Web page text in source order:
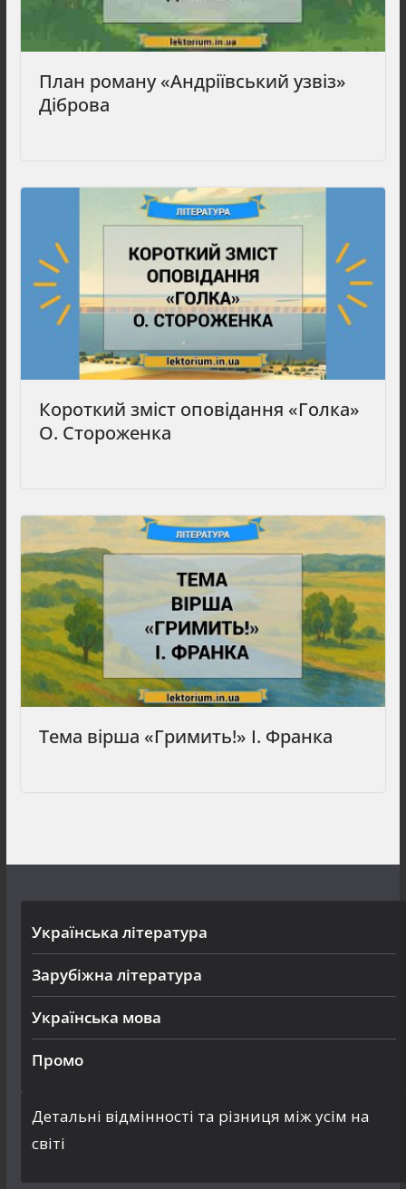
План роману «Андріївський узвіз»
Діброва
Короткий зміст оповідання «Голка»
О. Стороженка
Тема вірша «Гримить!» І. Франка
Українська література
Зарубіжна література
Українська мова
Промо
Детальні відмінності та різниця між усім на
світі